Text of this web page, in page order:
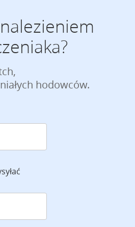
hodowców.